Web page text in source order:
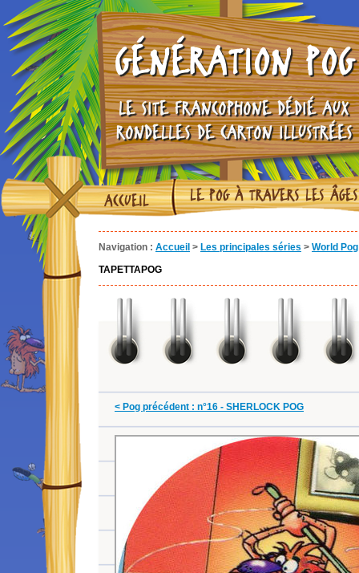
GÉNÉRATION POG
LE SITE FRANCOPHONE DÉDIÉ AUX
RONDELLES DE CARTON ILLUSTRÉES
ACCUEIL LE POG À TRAVERS LES ÂGES
Navigation : Accueil > Les principales séries > World
TAPETTAPOG
< Pog précédent : n°16 - SHERLOCK POG